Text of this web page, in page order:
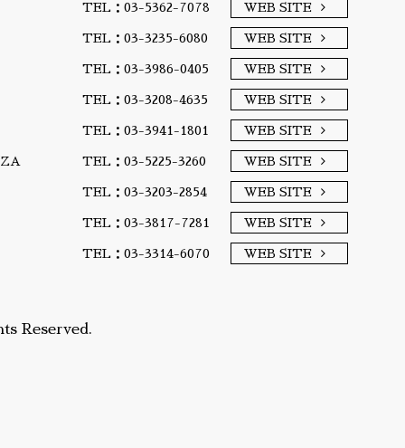
TEL：03-5362-7078 WEB SITE
TEL：03-3235-6080 WEB SITE
TEL：03-3986-0405 WEB SITE
TEL：03-3208-4635 WEB SITE
TEL：03-3941-1801 WEB SITE
TEL：03-5225-3260 WEB SITE
TEL：03-3203-2854 WEB SITE
TEL：03-3817-7281 WEB SITE
TEL：03-3314-6070 WEB SITE
Reserved.